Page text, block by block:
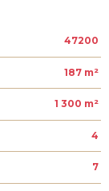
47200
187 m²
1 300 m²
4
7